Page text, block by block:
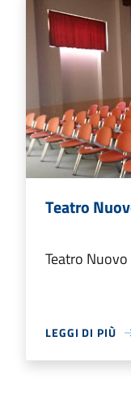
Teatro
Teatro
LEGGI DI PIÙ